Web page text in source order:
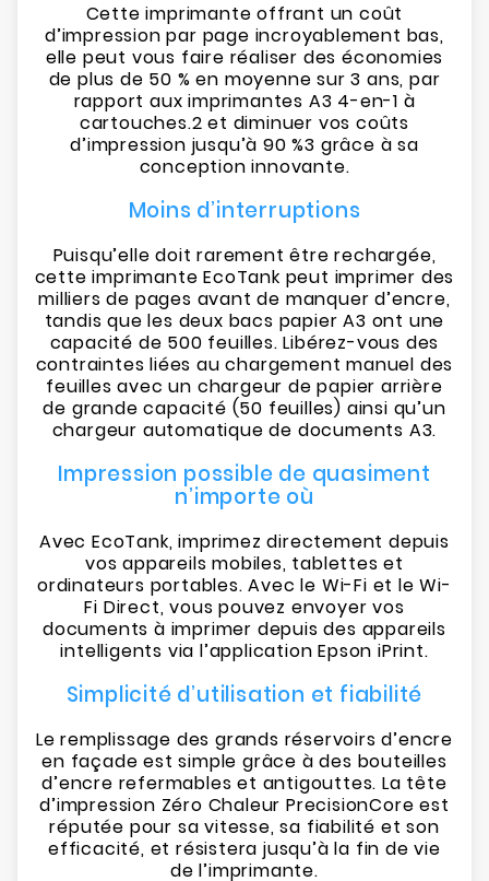
Cette imprimante offrant un coût
d’impression par page incroyablement bas,
elle peut vous faire réaliser des économies
de plus de 50 % en moyenne sur 3 ans, par
rapport aux imprimantes A3 4-en-1 à
cartouches.2 et diminuer vos coûts
d’impression jusqu’à 90 %3 grâce à sa
conception innovante.
Moins d’interruptions
Puisqu’elle doit rarement être rechargée,
cette imprimante EcoTank peut imprimer des
milliers de pages avant de manquer d’encre,
tandis que les deux bacs papier A3 ont une
capacité de 500 feuilles. Libérez-vous des
contraintes liées au chargement manuel des
feuilles avec un chargeur de papier arrière
de grande capacité (50 feuilles) ainsi qu’un
chargeur automatique de documents A3.
Impression possible de quasiment
n’importe où
Avec EcoTank, imprimez directement depuis
vos appareils mobiles, tablettes et
ordinateurs portables. Avec le Wi-Fi et le Wi-
Fi Direct, vous pouvez envoyer vos
documents à imprimer depuis des appareils
intelligents via l’application Epson iPrint.
Simplicité d’utilisation et fiabilité
Le remplissage des grands réservoirs d’encre
en façade est simple grâce à des bouteilles
d’encre refermables et antigouttes. La tête
d’impression Zéro Chaleur PrecisionCore est
réputée pour sa vitesse, sa fiabilité et son
efficacité, et résistera jusqu’à la fin de vie
de l’imprimante.